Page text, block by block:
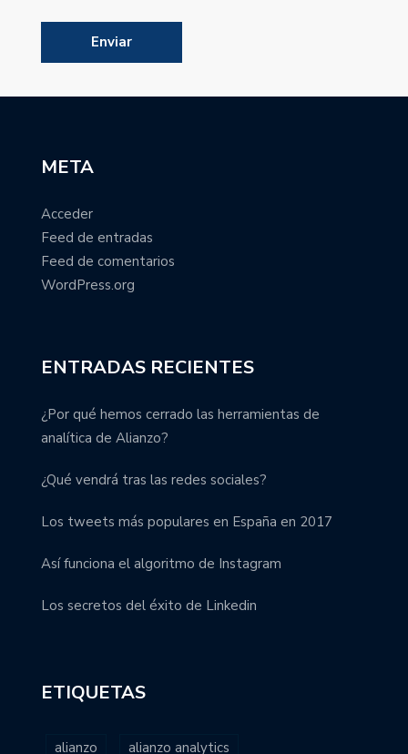
META
Acceder
Feed de entradas
Feed de comentarios
WordPress.org
ENTRADAS RECIENTES
¿Por qué hemos cerrado las herramientas de
analítica de Alianzo?
¿Qué vendrá tras las redes sociales?
Los tweets más populares en España en 2017
Así funciona el algoritmo de Instagram
Los secretos del éxito de Linkedin
ETIQUETAS
alianzo alianzo analytics